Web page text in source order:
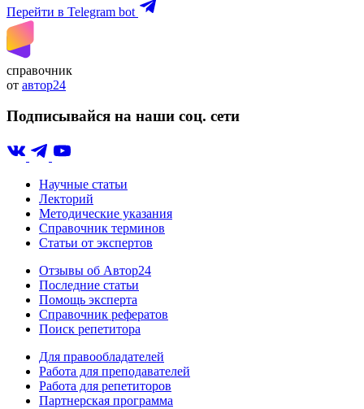
Перейти в Telegram bot
справочник
от автор24
Подписывайся на наши соц. сети
Научные статьи
Лекторий
Методические указания
Справочник терминов
Статьи от экспертов
Отзывы об Автор24
Последние статьи
Помощь эксперта
Справочник рефератов
Поиск репетитора
Для правообладателей
Работа для преподавателей
Работа для репетиторов
Партнерская программа